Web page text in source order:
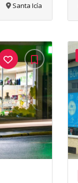
Santa Icía
35Me
Gusta